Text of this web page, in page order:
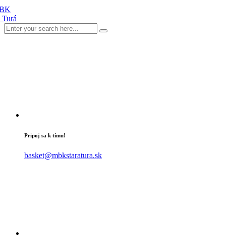
Pripoj sa k tímu!
basket@mbkstaratura.sk